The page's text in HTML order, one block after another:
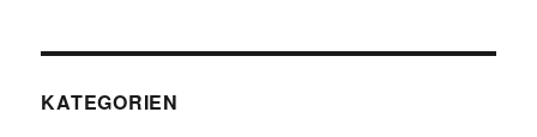
KATEGORIEN